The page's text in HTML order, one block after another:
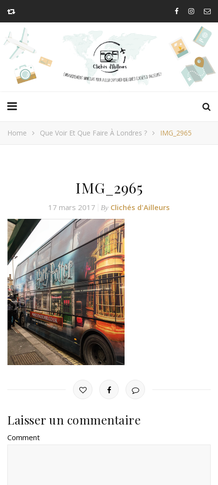
Home Que Voir Et Que Faire À Londres ? IMG_2965
IMG_2965
17 mars 2017 By Clichés d'Ailleurs
Laisser un commentaire
Comment